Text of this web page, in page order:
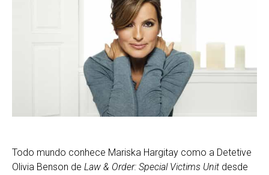
Todo mundo conhece Mariska Hargitay como a Detetive
Olivia Benson de Law & Order: Special Victims Unit desde